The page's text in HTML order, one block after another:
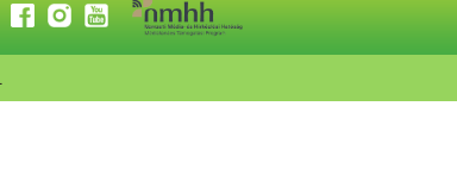
FACEBOOK
INSTAGRAM
YOUTUBE